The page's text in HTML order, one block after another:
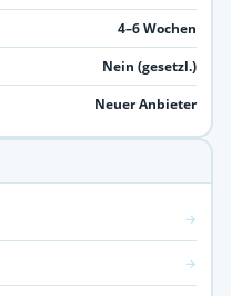
4–6 Wochen
Nein (gesetzl.)
Neuer Anbieter
→
→